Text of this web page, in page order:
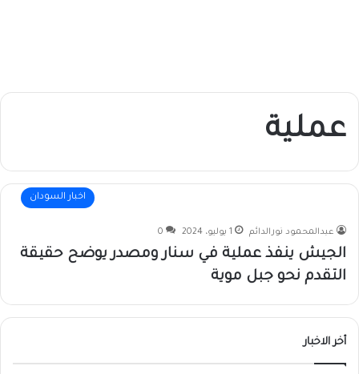
عملية
اخبار السودان
عبدالمحمود نورالدائم 1 يوليو، 2024 0
الجيش ينفذ عملية في سنار ومصدر يوضح حقيقة
التقدم نحو جبل موية
أخر الاخبار